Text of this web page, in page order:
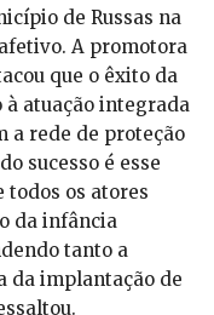
de Russas na
A promotora
que o êxito da
atuação integrada
a rede de proteção
sucesso é esse
todos os atores
da infância
tanto a
da implantação de